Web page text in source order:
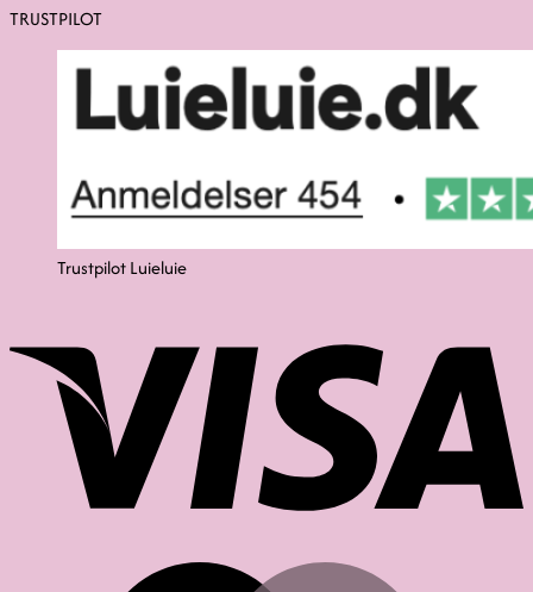
TRUSTPILOT
Trustpilot Luieluie